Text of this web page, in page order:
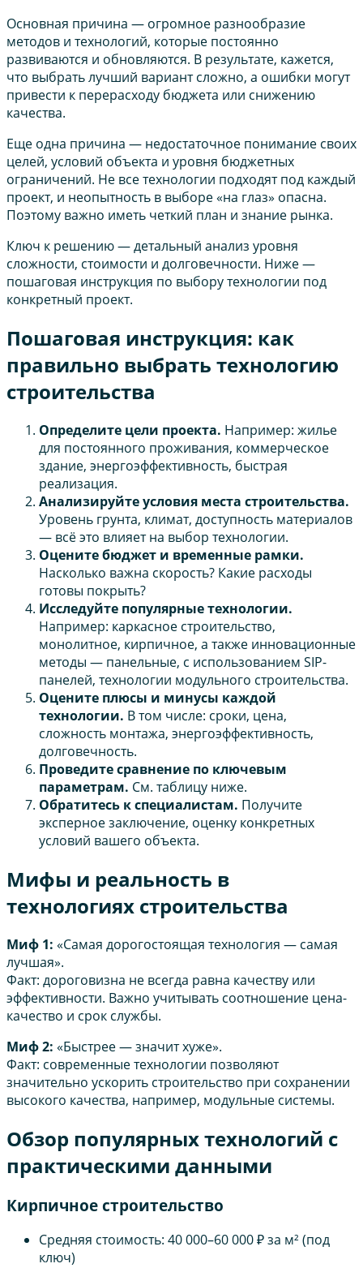
Основная причина — огромное разнообразие
методов и технологий, которые постоянно
развиваются и обновляются. В результате, кажется,
что выбрать лучший вариант сложно, а ошибки могут
привести к перерасходу бюджета или снижению
качества.
Еще одна причина — недостаточное понимание своих
целей, условий объекта и уровня бюджетных
ограничений. Не все технологии подходят под каждый
проект, и неопытность в выборе «на глаз» опасна.
Поэтому важно иметь четкий план и знание рынка.
Ключ к решению — детальный анализ уровня
сложности, стоимости и долговечности. Ниже —
пошаговая инструкция по выбору технологии под
конкретный проект.
Пошаговая инструкция: как
правильно выбрать технологию
строительства
Определите цели проекта. Например: жилье
для постоянного проживания, коммерческое
здание, энергоэффективность, быстрая
реализация.
Анализируйте условия места строительства.
Уровень грунта, климат, доступность материалов
— всё это влияет на выбор технологии.
Оцените бюджет и временные рамки.
Насколько важна скорость? Какие расходы
готовы покрыть?
Исследуйте популярные технологии.
Например: каркасное строительство,
монолитное, кирпичное, а также инновационные
методы — панельные, с использованием SIP-
панелей, технологии модульного строительства.
Оцените плюсы и минусы каждой
технологии. В том числе: сроки, цена,
сложность монтажа, энергоэффективность,
долговечность.
Проведите сравнение по ключевым
параметрам. См. таблицу ниже.
Обратитесь к специалистам. Получите
эксперное заключение, оценку конкретных
условий вашего объекта.
Мифы и реальность в
технологиях строительства
Миф 1: «Самая дорогостоящая технология — самая
лучшая».
Факт: дороговизна не всегда равна качеству или
эффективности. Важно учитывать соотношение цена-
качество и срок службы.
Миф 2: «Быстрее — значит хуже».
Факт: современные технологии позволяют
значительно ускорить строительство при сохранении
высокого качества, например, модульные системы.
Обзор популярных технологий с
практическими данными
Кирпичное строительство
Средняя стоимость: 40 000–60 000 ₽ за м² (под
ключ)